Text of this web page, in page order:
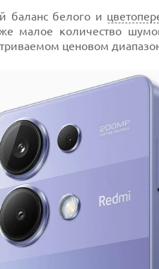
баланс белого и
малое количество
ценовом